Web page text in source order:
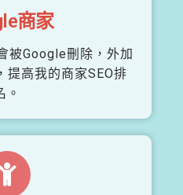
商家
被Google刪除，外加
提高我的商家SEO排
。